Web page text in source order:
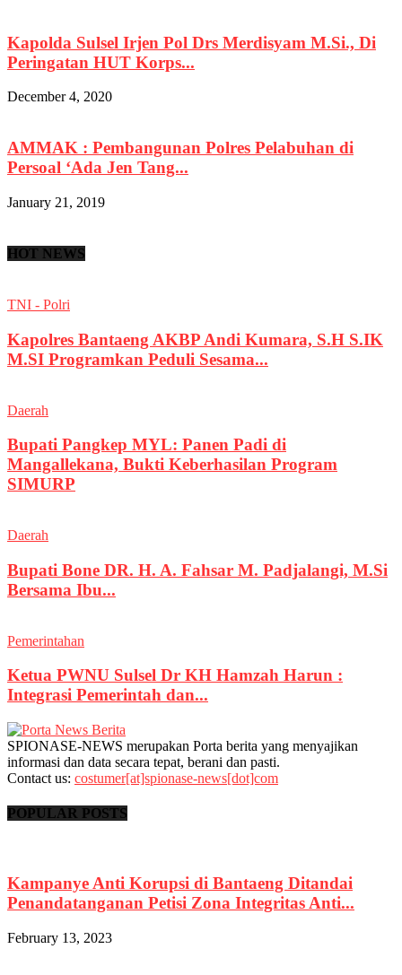
Kapolda Sulsel Irjen Pol Drs Merdisyam M.Si., Di
Peringatan HUT Korps...
December 4, 2020
AMMAK : Pembangunan Polres Pelabuhan di
Persoal ‘Ada Jen Tang...
January 21, 2019
HOT NEWS
TNI - Polri
Kapolres Bantaeng AKBP Andi Kumara, S.H S.IK
M.SI Programkan Peduli Sesama...
Daerah
Bupati Pangkep MYL: Panen Padi di
Mangallekana, Bukti Keberhasilan Program
SIMURP
Daerah
Bupati Bone DR. H. A. Fahsar M. Padjalangi, M.Si
Bersama Ibu...
Pemerintahan
Ketua PWNU Sulsel Dr KH Hamzah Harun :
Integrasi Pemerintah dan...
SPIONASE-NEWS merupakan Porta berita yang menyajikan
informasi dan data secara tepat, berani dan pasti.
Contact us: costumer[at]spionase-news[dot]com
POPULAR POSTS
Kampanye Anti Korupsi di Bantaeng Ditandai
Penandatanganan Petisi Zona Integritas Anti...
February 13, 2023